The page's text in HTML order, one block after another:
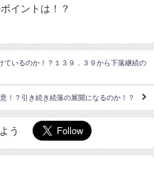
イントは！？
いるのか！？１３９．３９から下落継続の
！？引き続き続落の展開になるのか！？
う